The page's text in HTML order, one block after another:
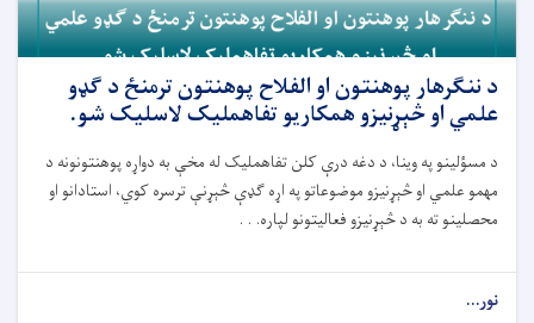
د ننګرهار پوهنتون او الفلاح پوهنتون ترمنځ د ګډو
علمي او څېړنیزو همکاریو تفاهملیک لاسلیک شو.
د مسؤلینو په وینا، د دغه درې کلنتفاهملیک له مخې به دواړهپوهنتونونه د
مهمو علمي او څېړنیزو موضوعاتو په اړه ګډې څېړنې ترسره کوي، استادانو او
محصلینو ته به د څېړنیزو فعالیتونو لپاره. . .
نور...